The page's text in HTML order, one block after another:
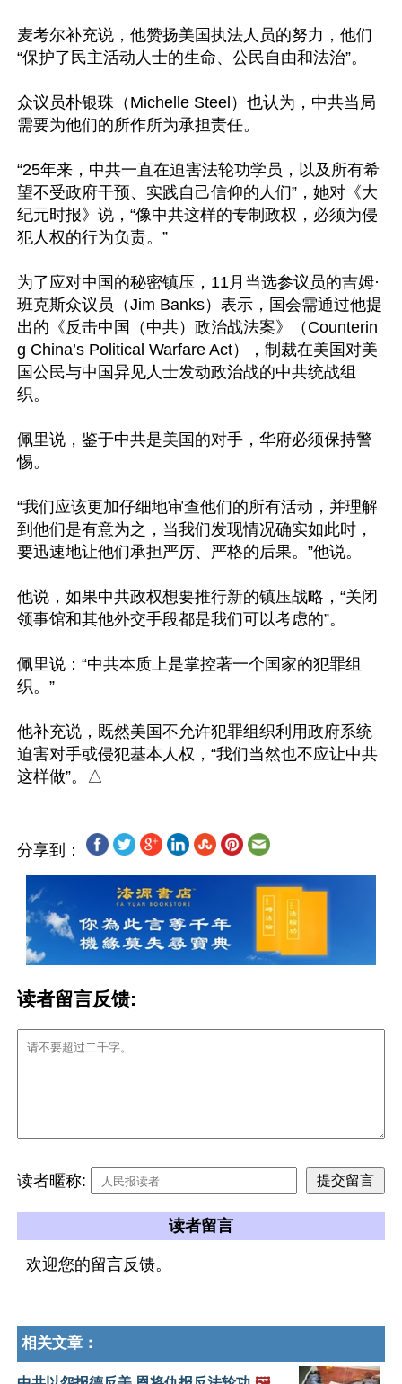
麦考尔补充说，他赞扬美国执法人员的努力，他们
“保护了民主活动人士的生命、公民自由和法治”。
众议员朴银珠（Michelle Steel）也认为，中共当局
需要为他们的所作所为承担责任。
“25年来，中共一直在迫害法轮功学员，以及所有希
望不受政府干预、实践自己信仰的人们”，她对《大
纪元时报》说，“像中共这样的专制政权，必须为侵
犯人权的行为负责。”
为了应对中国的秘密镇压，11月当选参议员的吉姆·
班克斯众议员（Jim Banks）表示，国会需通过他提
出的《反击中国（中共）政治战法案》（Counterin
g China’s Political Warfare Act），制裁在美国对美
国公民与中国异见人士发动政治战的中共统战组
织。
佩里说，鉴于中共是美国的对手，华府必须保持警
惕。
“我们应该更加仔细地审查他们的所有活动，并理解
到他们是有意为之，当我们发现情况确实如此时，
要迅速地让他们承担严厉、严格的后果。”他说。
他说，如果中共政权想要推行新的镇压战略，“关闭
领事馆和其他外交手段都是我们可以考虑的”。
佩里说：“中共本质上是掌控著一个国家的犯罪组
织。”
他补充说，既然美国不允许犯罪组织利用政府系统
迫害对手或侵犯基本人权，“我们当然也不应让中共
分享到：
读者留言反馈:
读者暱称:
读者留言
欢迎您的留言反馈。
相关文章：